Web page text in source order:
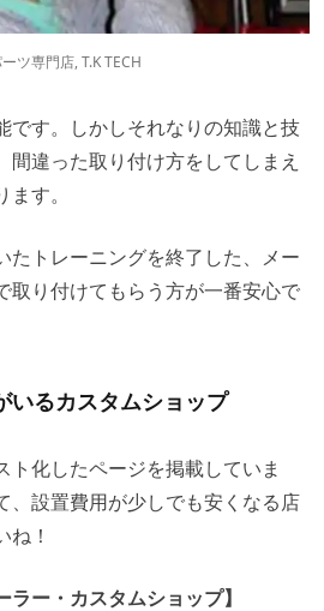
ツ専門店, T.K TECH
です。しかしそれなりの知識と技
間違った取り付け方をしてしまえ
す。
トレーニングを終了した、メー
取り付けてもらう方が一番安心で
いるカスタムショップ
ト化したページを掲載していま
、設置費用が少しでも安くなる店
！
ラー・カスタムショップ】